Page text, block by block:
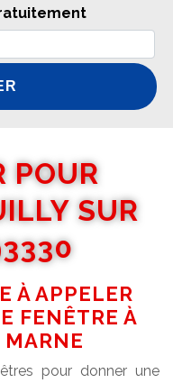
POUR
SUR
À APPELER
FENÊTRE À
pour donner une